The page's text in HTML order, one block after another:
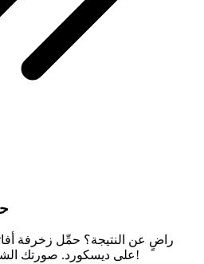
راضٍ عن النتيجة؟ حمِّل زخرفة
على ديسكورد. صورتك الشخصية الجديدة جاهزة للعرض!